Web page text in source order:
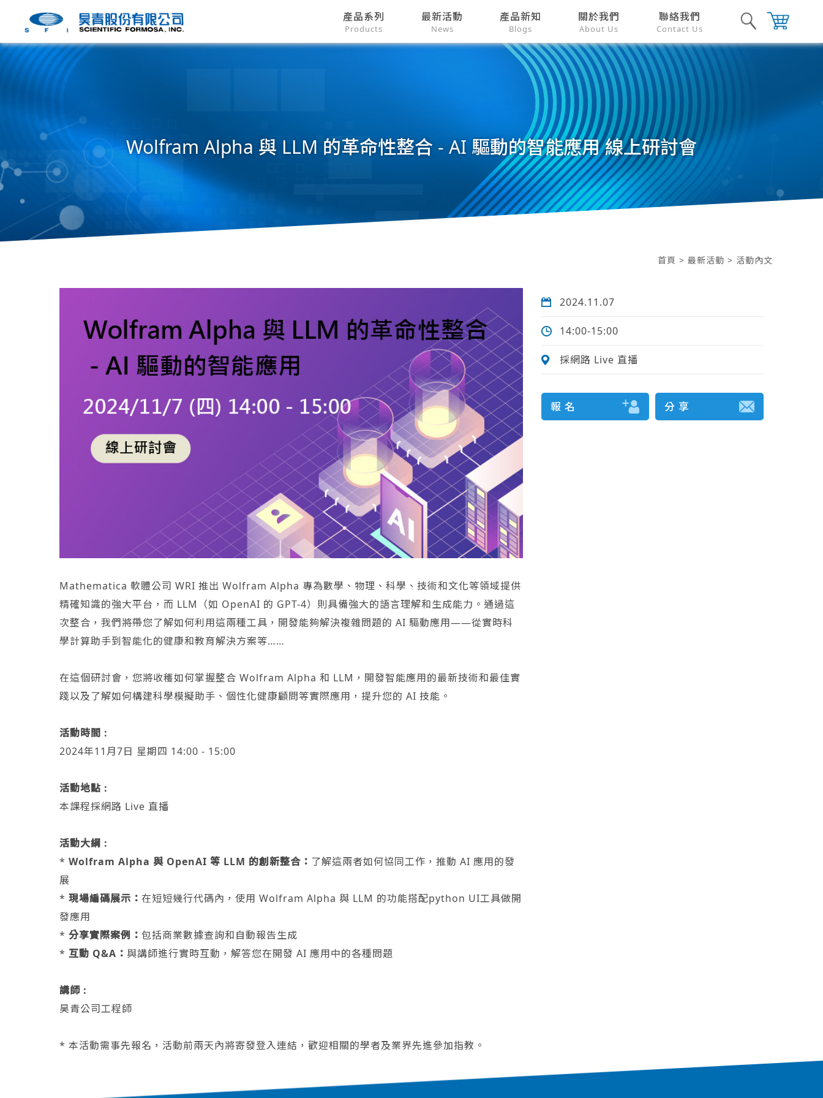
產品系列
Products
最新活動
News
產品新知
Blogs
關於我們
About Us
聯絡我們
Contact Us
Wolfram Alpha 與 LLM 的革命性整合 - AI 驅動的智能應用 線上研討會
首頁 > 最新活動 > 活動內文
Mathematica 軟體公司 WRI 推出 Wolfram Alpha 專為數學、物理、科學、技術和文化等領域提供
精確知識的強大平台，而 LLM（如 OpenAI 的 GPT-4）則具備強大的語言理解和生成能力。通過這
次整合，我們將帶您了解如何利用這兩種工具，開發能夠解決複雜問題的 AI 驅動應用——從實時科
學計算助手到智能化的健康和教育解決方案等……
在這個研討會，您將收穫如何掌握整合 Wolfram Alpha 和 LLM，開發智能應用的最新技術和最佳實
踐以及了解如何構建科學模擬助手、個性化健康顧問等實際應用，提升您的 AI 技能。
活動時間 :
2024年11月7日 星期四 14:00 - 15:00
活動地點 :
本課程採網路 Live 直播
活動大綱 :
* Wolfram Alpha 與 OpenAI 等 LLM 的創新整合： 了解這兩者如何協同工作，推動 AI 應用的發
展
* 現場編碼展示： 在短短幾行代碼內，使用 Wolfram Alpha 與 LLM 的功能搭配python UI工具做開
發應用
* 分享實際案例： 包括商業數據查詢和自動報告生成
* 互動 Q&A： 與講師進行實時互動，解答您在開發 AI 應用中的各種問題
講師 :
昊青公司工程師
* 本活動需事先報名，活動前兩天內將寄發登入連結，歡迎相關的學者及業界先進參加指教。
2024.11.07
14:00-15:00
採網路 Live 直播
報 名 分 享